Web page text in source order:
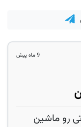
9 ماه پیش
رو ماشین